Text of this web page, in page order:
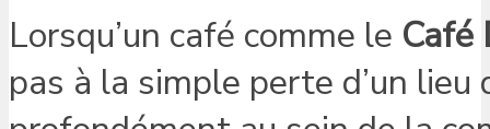
Lorsqu’un café comme le Café
pas à la simple perte d’un